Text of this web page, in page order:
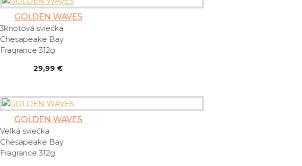
GOLDEN WAVES
3knotová sviečka
Chesapeake Bay
Fragrance 312g
29,99 €
GOLDEN WAVES
Veľká sviečka
Chesapeake Bay
Fragrance 312g